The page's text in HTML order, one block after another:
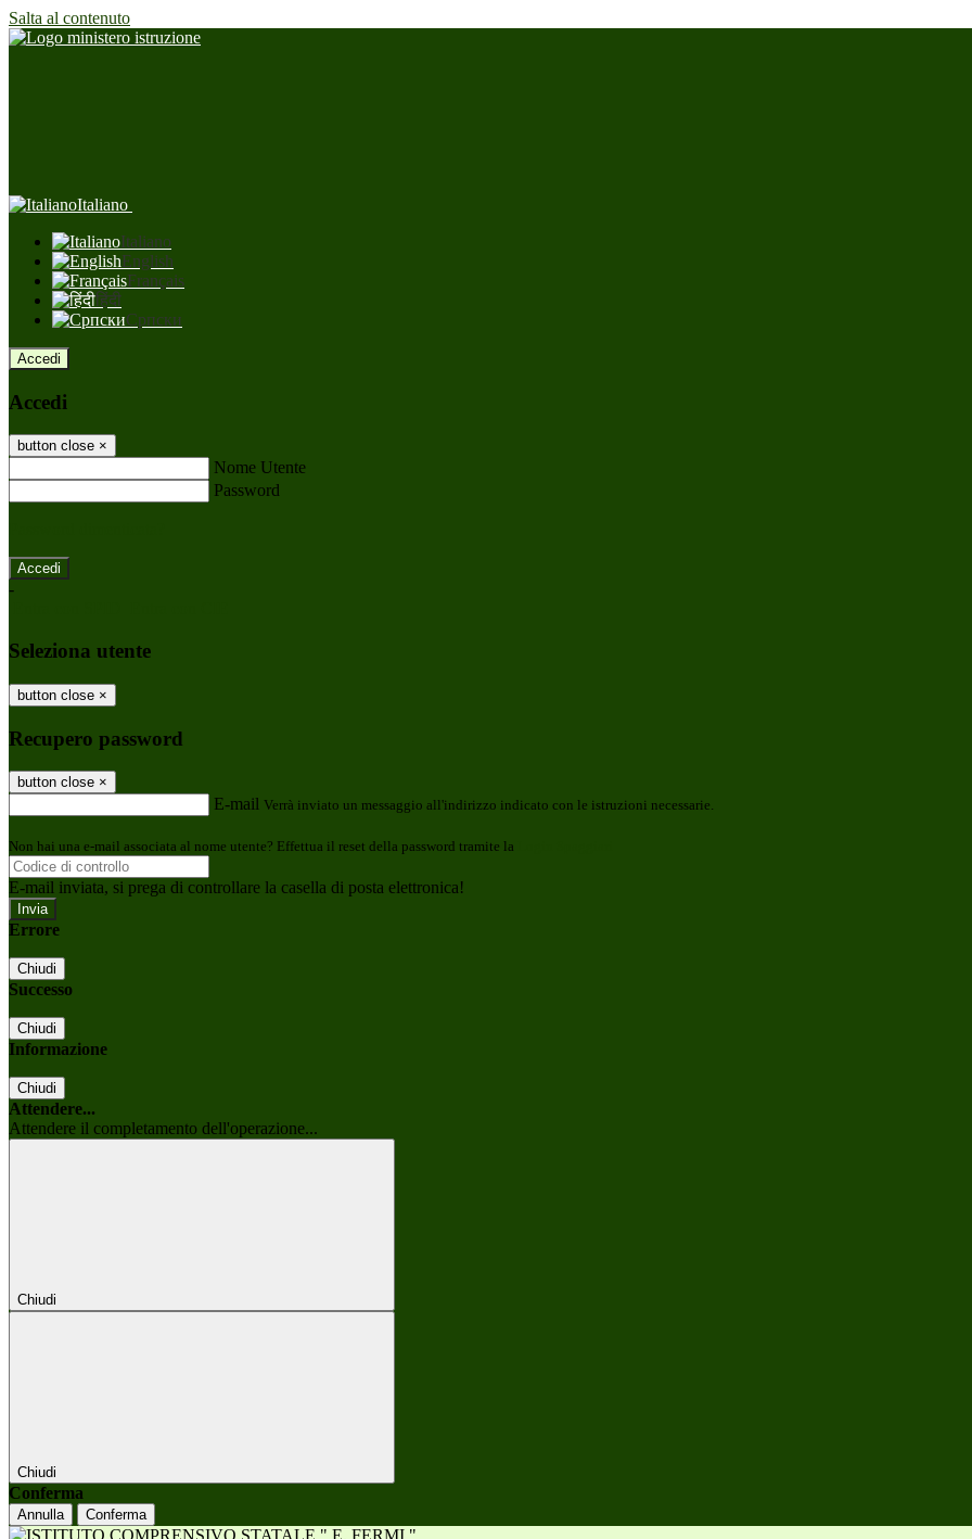
Salta al contenuto
Italiano
Italiano
English
Français
हिंदी
Српски
Accedi
Accedi
button close ×
Nome Utente
Password
-
Seleziona utente
button close ×
Recupero password
button close ×
E-mail Verrà inviato un messaggio all'indirizzo indicato con le istruzioni necessarie.
Non hai una e-mail associata al nome utente? Effettua il reset della password tramite la
E-mail inviata, si prega di controllare la casella di posta elettronica!
Errore
Chiudi
Successo
Chiudi
Informazione
Chiudi
Attendere...
Attendere il completamento dell'operazione...
Chiudi
Chiudi
Conferma
Annulla Conferma